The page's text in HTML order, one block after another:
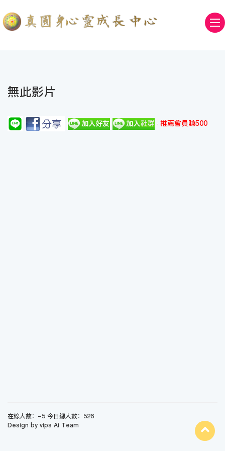
無此影片
推薦會員賺500
在線人數：-5 今日總人數：526
Design by vips Ai Team